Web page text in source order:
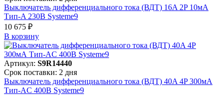
Выключатель дифференциального тока (ВДТ) 16A 2P 10мА
Тип-A 230В Systeme9
10 675 ₽
В корзинy
Артикул: S9R14440
Срок поставки: 2 дня
Выключатель дифференциального тока (ВДТ) 40A 4P 300мА
Тип-AC 400В Systeme9